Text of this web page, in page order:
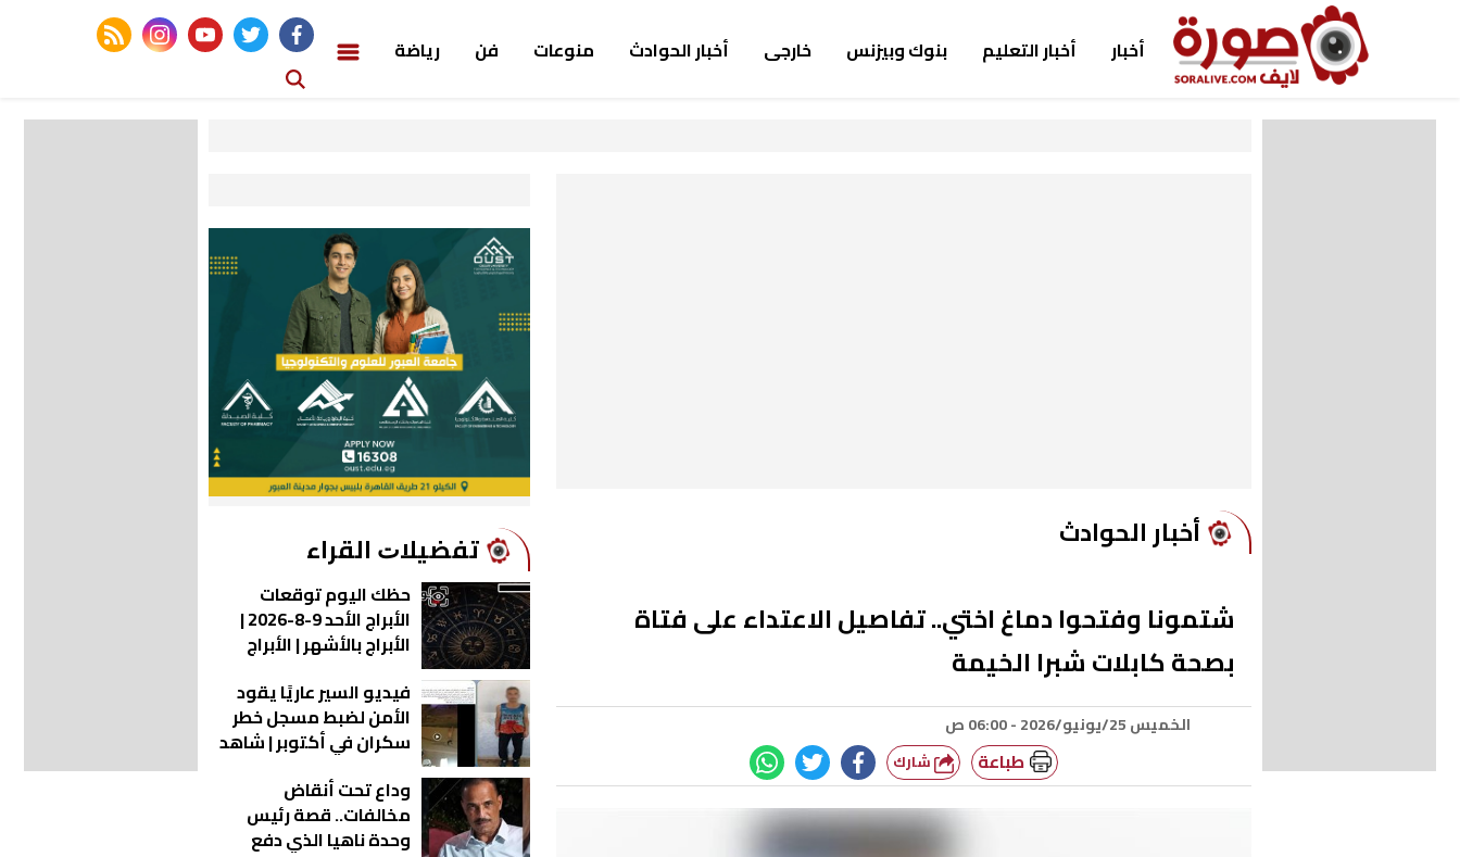
أخبار أخبار التعليم بنوك وبيزنس خارجى أخبار الحوادث منوعات فن رياضة
facebook
twitter
youtube
instagram
rss feed
أخبار الحوادث
شتمونا وفتحوا دماغ اختي.. تفاصيل الاعتداء على فتاة
بصحة كابلات شبرا الخيمة
الخميس 25/يونيو/2026 - 06:00 ص
طباعة
ﺗﻔﻀﻴﻼﺕ اﻟﻘﺮاء
حظك اليوم توقعات
الأبراج الأحد 9-8-2026 |
الأبراج بالأشهر | الأبراج
تواريخ الأبراج | ترتيب
الأبراج
فيديو السير عاريًا يقود
الأمن لضبط مسجل خطر
سكران في أكتوبر | شاهد
وداع تحت أنقاض
مخالفات.. قصة رئيس
وحدة ناهيا الذي دفع